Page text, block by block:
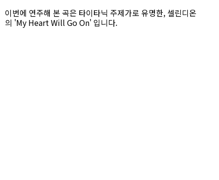
이번에 연주해 본 곡은 타이타닉 주제가로 유명한, 셀린디온
의 'My Heart Will Go On' 입니다.